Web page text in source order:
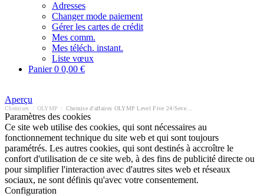
Adresses
Changer mode paiement
Gérer les cartes de crédit
Mes comm.
Mes téléch. instant.
Liste vœux
Panier0 0,00 €
Aperçu
Chemises OLYMP
Paramètres des cookies
Ce site web utilise des cookies, qui sont nécessaires au
fonctionnement technique du site web et qui sont toujours
paramétrés. Les autres cookies, qui sont destinés à accroître le
confort d'utilisation de ce site web, à des fins de publicité directe ou
pour simplifier l'interaction avec d'autres sites web et réseaux
sociaux, ne sont définis qu'avec votre consentement.
Configuration